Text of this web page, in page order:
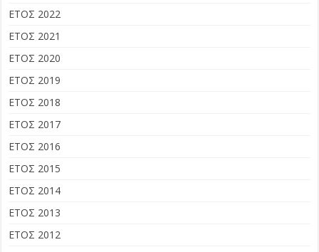
ΕΤΟΣ 2022
ΕΤΟΣ 2021
ΕΤΟΣ 2020
ΕΤΟΣ 2019
ΕΤΟΣ 2018
ΕΤΟΣ 2017
ΕΤΟΣ 2016
ΕΤΟΣ 2015
ΕΤΟΣ 2014
ΕΤΟΣ 2013
ΕΤΟΣ 2012